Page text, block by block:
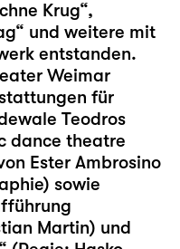
Krug“,
und weitere mit
entstanden.
Weimar
für
Teodros
dance theatre
Ester Ambrosino
sowie
Martin) und